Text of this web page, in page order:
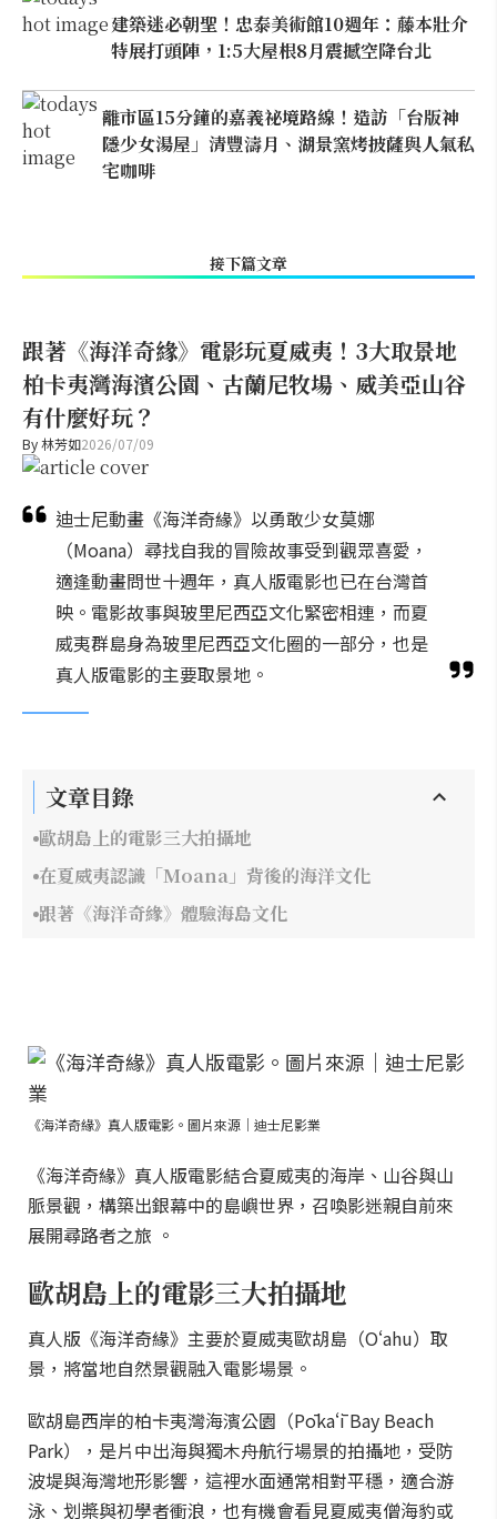
建築迷必朝聖！忠泰美術館10週年：藤本壯介
特展打頭陣，1:5大屋根8月震撼空降台北
離市區15分鐘的嘉義祕境路線！造訪「台版神
隱少女湯屋」清豐濤月、湖景窯烤披薩與人氣私
宅咖啡
接下篇文章
跟著《海洋奇緣》電影玩夏威夷！3大取景地
柏卡夷灣海濱公園、古蘭尼牧場、威美亞山谷
有什麼好玩？
By林芳如2026/07/09
迪士尼動畫《海洋奇緣》以勇敢少女莫娜
（Moana）尋找自我的冒險故事受到觀眾喜愛，
適逢動畫問世十週年，真人版電影也已在台灣首
映。電影故事與玻里尼西亞文化緊密相連，而夏
威夷群島身為玻里尼西亞文化圈的一部分，也是
真人版電影的主要取景地。
文章目錄
歐胡島上的電影三大拍攝地
在夏威夷認識「Moana」背後的海洋文化
跟著《海洋奇緣》體驗海島文化
《海洋奇緣》真人版電影。圖片來源｜迪士尼影業
《海洋奇緣》真人版電影結合夏威夷的海岸、山谷與山
脈景觀，構築出銀幕中的島嶼世界，召喚影迷親自前來
展開尋路者之旅 。
歐胡島上的電影三大拍攝地
真人版《海洋奇緣》主要於夏威夷歐胡島（Oʻahu）取
景，將當地自然景觀融入電影場景。
歐胡島西岸的柏卡夷灣海濱公園（Pōkaʻī Bay Beach
Park），是片中出海與獨木舟航行場景的拍攝地，受防
波堤與海灣地形影響，這裡水面通常相對平穩，適合游
泳、划槳與初學者衝浪，也有機會看見夏威夷僧海豹或